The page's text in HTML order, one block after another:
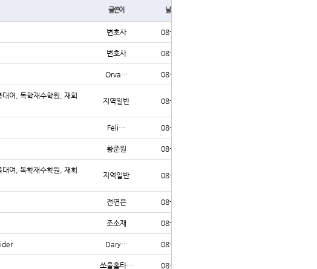
글쓴이 날짜
변호사 08-06
변호사 08-06
Orva… 08-06
여, 독학재수학원, 재회
지역일반 08-05
Feli… 08-05
황준원 08-05
여, 독학재수학원, 재회
지역일반 08-05
전연은 08-05
조소재 08-05
Dary… 08-05
쏘울홈타… 08-05